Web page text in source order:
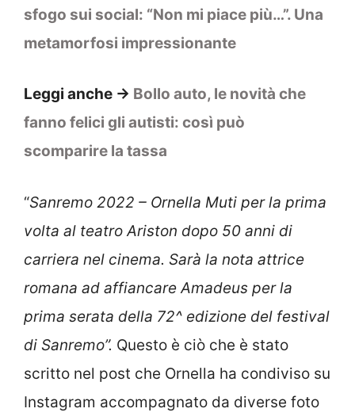
sfogo sui social: “Non mi piace più…”. Una
metamorfosi impressionante
Leggi anche -> Bollo auto, le novità che
fanno felici gli autisti: così può
scomparire la tassa
“Sanremo 2022 – Ornella Muti per la prima
volta al teatro Ariston dopo 50 anni di
carriera nel cinema. Sarà la nota attrice
romana ad affiancare Amadeus per la
prima serata della 72^ edizione del festival
di Sanremo”. Questo è ciò che è stato
scritto nel post che Ornella ha condiviso su
Instagram accompagnato da diverse foto